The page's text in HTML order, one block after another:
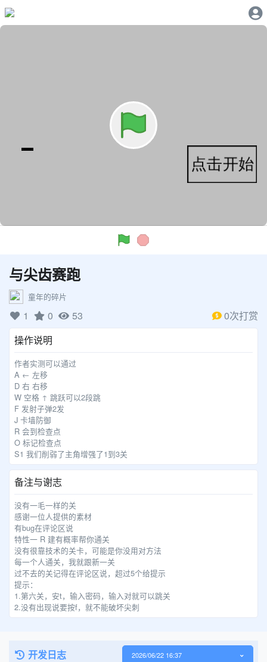
与尖齿赛跑
童年的碎片
1 0 53
0次打赏
操作说明
作者实测可以通过
A ← 左移
D 右 右移
W 空格 ↑ 跳跃可以2段跳
F 发射子弹2发
J 卡墙防御
R 会到检查点
O 标记检查点
S1 我们削弱了主角增强了1到3关
备注与谢志
没有一毛一样的关
感谢一位人提供的素材
有bug在评论区说
特性一 R 建有概率帮你通关
没有很靠技术的关卡，可能是你没用对方法
每一个人通关，我就跟新一关
过不去的关记得在评论区说，超过5个给提示
提示：
1.第六关，安t，输入密码，输入对就可以跳关
2.没有出现说要按f，就不能破坏尖刺
开发日志 2026/06/22 16:37